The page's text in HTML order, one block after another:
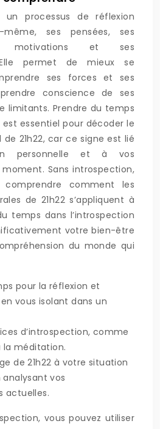
un processus de réflexion
ses pensées, ses
motivations et ses
permet de mieux se
ses forces et ses
conscience de ses
limitants. Prendre du temps
est essentiel pour décoder le
21h22, car ce signe est lié
personnelle et à vos
Sans introspection,
comment les
de 21h22 s’appliquent à
temps dans l’introspection
votre bien-être
du monde qui
pour la réflexion et
vous isolant dans un
d’introspection, comme
la méditation.
de 21h22 à votre situation
analysant vos
actuelles.
vous pouvez utiliser